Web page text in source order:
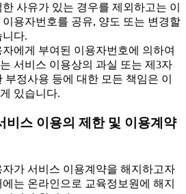
사유가 있는 경우를 제외하고는 이
이용자번호를 공유, 양도 또는 변경할
니다.
에게 부여된 이용자번호에 의하여
서비스 이용상의 과실 또는 제3자
부정사용 등에 대한 모든 책임은 이
있습니다.
비스 이용의 제한 및 이용계약
가 서비스 이용계약을 해지하고자
는 온라인으로 교육정보원에 해지